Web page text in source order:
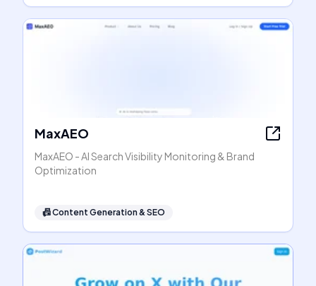
MaxAEO
MaxAEO - AI Search Visibility Monitoring & Brand
Optimization
📠Content Generation & SEO